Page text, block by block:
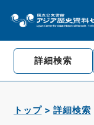
詳細検索
トップ 詳細検索